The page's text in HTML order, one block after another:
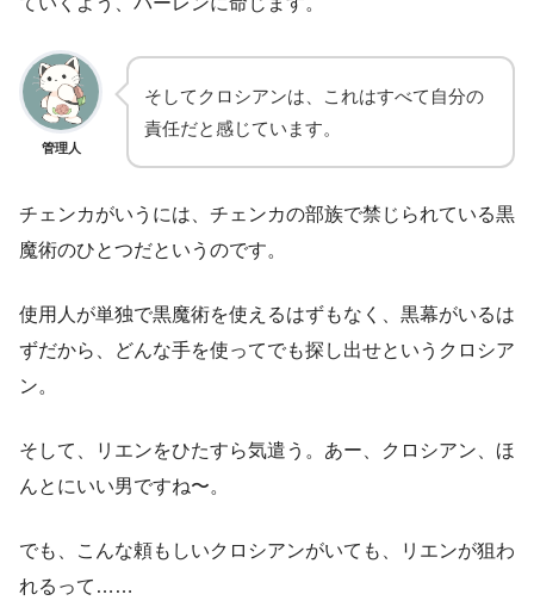
管理人
そしてクロシアンは、これはすべて自分の
責任だと感じています。
チェンカがいうには、チェンカの部族で禁じられている黒
魔術のひとつだというのです。
使用人が単独で黒魔術を使えるはずもなく、黒幕がいるは
ずだから、どんな手を使ってでも探し出せというクロシア
ン。
そして、リエンをひたすら気遣う。あー、クロシアン、ほ
んとにいい男ですね〜。
でも、こんな頼もしいクロシアンがいても、リエンが狙わ
れるって……